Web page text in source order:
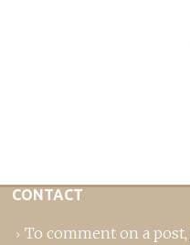
CONTACT
To comment on a post,